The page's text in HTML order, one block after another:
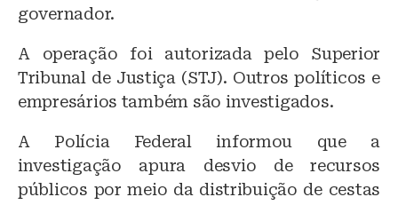
governador.
A operação foi autorizada pelo Superior
Tribunal de Justiça (STJ). Outros políticos e
empresários também são investigados.
A Polícia Federal informou que a
investigação apura desvio de recursos
públicos por meio da distribuição de cestas